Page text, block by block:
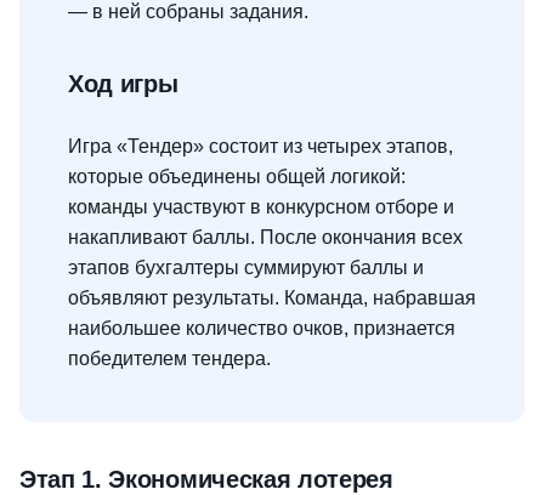
— в ней собраны задания.
Ход игры
Игра «Тендер» состоит из четырех этапов,
которые объединены общей логикой:
команды участвуют в конкурсном отборе и
накапливают баллы. После окончания всех
этапов бухгалтеры суммируют баллы и
объявляют результаты. Команда, набравшая
наибольшее количество очков, признается
победителем тендера.
Этап 1. Экономическая лотерея